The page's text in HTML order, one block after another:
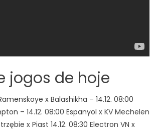
jogos de hoje
x Balashikha – 14.12. 08:00
– 14.12. 08:00 Espanyol x KV Mechelen
x Piast 14.12. 08:30 Electron VN x